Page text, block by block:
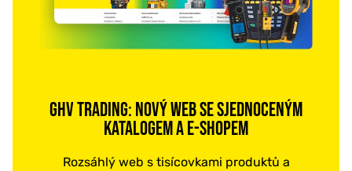
GHV TRADING: NOVÝ WEB SE SJEDNOCENÝM
KATALOGEM A E-SHOPEM
Rozsáhlý web s tisícovkami produktů a